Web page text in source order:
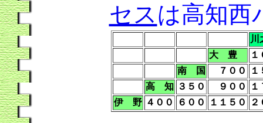
セスは高知西
川
大 豊
１
南 国
７００
１
高 知 ３５０ ９００
１
伊 野 ４００ ６００ １ １５０ ２